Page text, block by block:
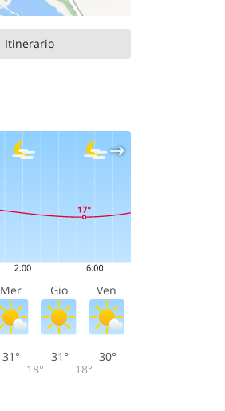
Itinerario
Mer Gio Ven
31°
18°
31°
18°
30°